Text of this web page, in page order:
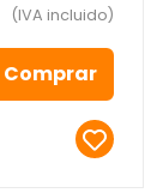
(IVA incluido)
Comprar